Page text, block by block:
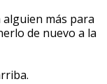
más para
de nuevo a la